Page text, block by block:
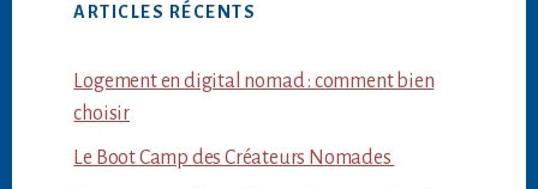
ARTICLES RÉCENTS
Logement en digital nomad : comment bien
choisir
Le Boot Camp des Créateurs Nomades